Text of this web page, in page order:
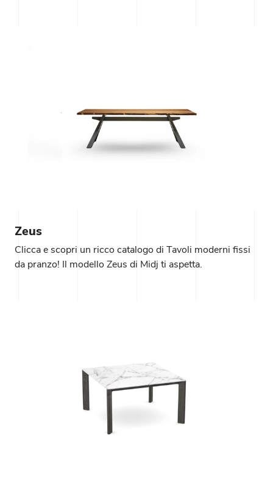
Zeus
Clicca e scopri un ricco catalogo di Tavoli moderni fissi
da pranzo! Il modello Zeus di Midj ti aspetta.